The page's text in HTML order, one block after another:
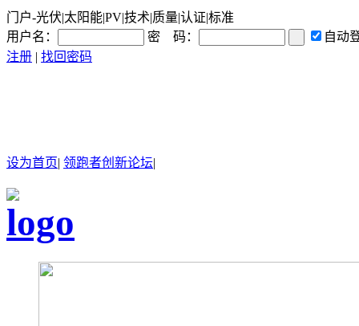
门户-光伏|太阳能|PV|技术|质量|认证|标准
用户名：
密 码：
自动
注册 | 找回密码
设为首页| 领跑者创新论坛|